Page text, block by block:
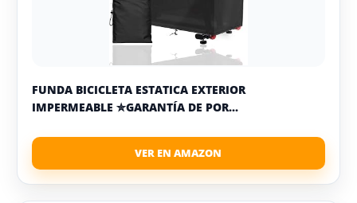
FUNDA BICICLETA ESTATICA EXTERIOR
IMPERMEABLE ✮GARANTÍA DE POR...